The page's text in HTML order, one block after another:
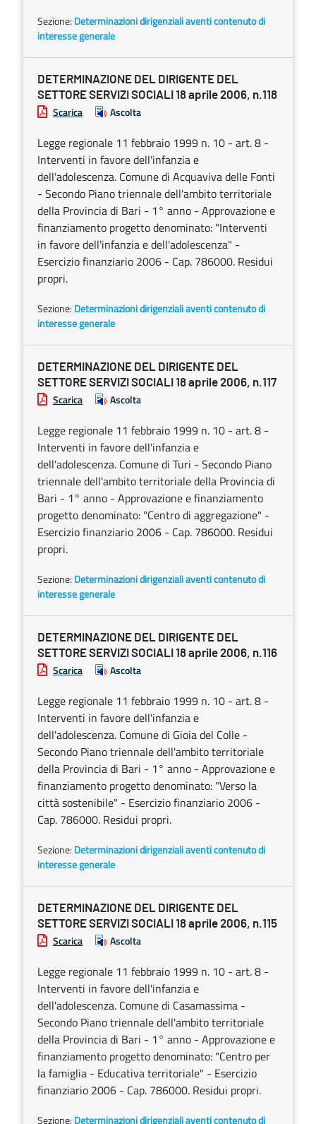
Sezione: Determinazioni dirigenziali aventi contenuto di
interesse generale
DETERMINAZIONE DEL DIRIGENTE DEL
SETTORE SERVIZI SOCIALI 18 aprile 2006, n.118
Scarica Ascolta
Legge regionale 11 febbraio 1999 n. 10 - art. 8 -
Interventi in favore dell'infanzia e
dell'adolescenza. Comune di Acquaviva delle Fonti
- Secondo Piano triennale dell'ambito territoriale
della Provincia di Bari - 1° anno - Approvazione e
finanziamento progetto denominato: "Interventi
in favore dell'infanzia e dell'adolescenza" -
Esercizio finanziario 2006 - Cap. 786000. Residui
propri.
Sezione: Determinazioni dirigenziali aventi contenuto di
interesse generale
DETERMINAZIONE DEL DIRIGENTE DEL
SETTORE SERVIZI SOCIALI 18 aprile 2006, n.117
Scarica Ascolta
Legge regionale 11 febbraio 1999 n. 10 - art. 8 -
Interventi in favore dell'infanzia e
dell'adolescenza. Comune di Turi - Secondo Piano
triennale dell'ambito territoriale della Provincia di
Bari - 1° anno - Approvazione e finanziamento
progetto denominato: "Centro di aggregazione" -
Esercizio finanziario 2006 - Cap. 786000. Residui
propri.
Sezione: Determinazioni dirigenziali aventi contenuto di
interesse generale
DETERMINAZIONE DEL DIRIGENTE DEL
SETTORE SERVIZI SOCIALI 18 aprile 2006, n.116
Scarica Ascolta
Legge regionale 11 febbraio 1999 n. 10 - art. 8 -
Interventi in favore dell'infanzia e
dell'adolescenza. Comune di Gioia del Colle -
Secondo Piano triennale dell'ambito territoriale
della Provincia di Bari - 1° anno - Approvazione e
finanziamento progetto denominato: "Verso la
città sostenibile" - Esercizio finanziario 2006 -
Cap. 786000. Residui propri.
Sezione: Determinazioni dirigenziali aventi contenuto di
interesse generale
DETERMINAZIONE DEL DIRIGENTE DEL
SETTORE SERVIZI SOCIALI 18 aprile 2006, n.115
Scarica Ascolta
Legge regionale 11 febbraio 1999 n. 10 - art. 8 -
Interventi in favore dell'infanzia e
dell'adolescenza. Comune di Casamassima -
Secondo Piano triennale dell'ambito territoriale
della Provincia di Bari - 1° anno - Approvazione e
finanziamento progetto denominato: "Centro per
la famiglia - Educativa territoriale" - Esercizio
finanziario 2006 - Cap. 786000. Residui propri.
Sezione: Determinazioni dirigenziali aventi contenuto di